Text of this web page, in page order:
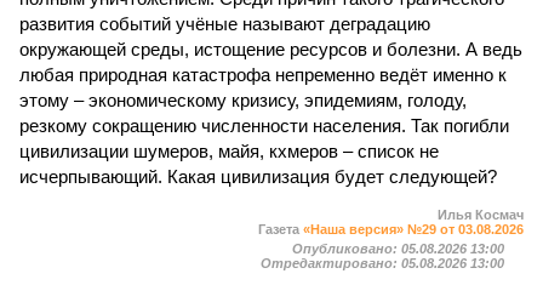
развития событий учёные называют деградацию
окружающей среды, истощение ресурсов и болезни. А ведь
любая природная катастрофа непременно ведёт именно к
этому – экономическому кризису, эпидемиям, голоду,
резкому сокращению численности населения. Так погибли
цивилизации шумеров, майя, кхмеров – список не
исчерпывающий. Какая цивилизация будет следующей?
Илья Космач
Газета «Наша версия» №29 от 03.08.2026
Опубликовано: 05.08.2026 13:00
Отредактировано: 05.08.2026 13:00